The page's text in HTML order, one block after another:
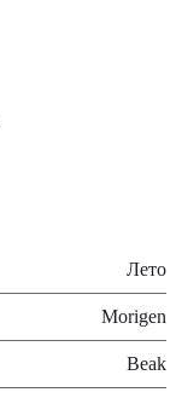
Лето
Morigen
Beak